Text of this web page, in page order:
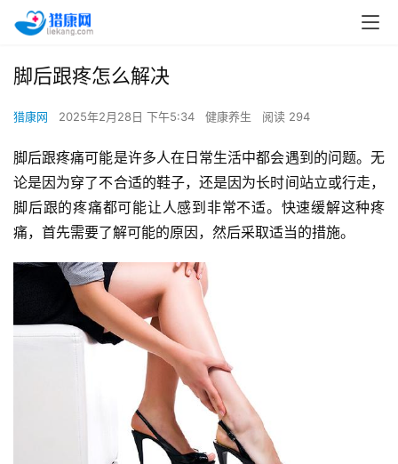
脚后跟疼怎么解决
猎康网 2025年2月28日 下午5:34 健康养生 阅读 294
脚后跟疼痛可能是许多人在日常生活中都会遇到的问题。无
论是因为穿了不合适的鞋子，还是因为长时间站立或行走，
脚后跟的疼痛都可能让人感到非常不适。快速缓解这种疼
痛，首先需要了解可能的原因，然后采取适当的措施。